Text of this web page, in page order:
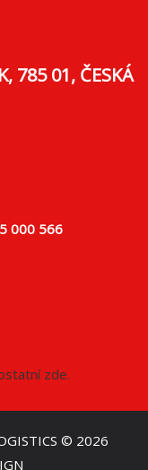
785 01, ČESKÁ
000 566
zde.
© 2026